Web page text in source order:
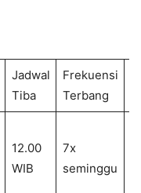
Jadwal
Tiba
Frekuensi
Terbang
12.00
WIB
7x
seminggu